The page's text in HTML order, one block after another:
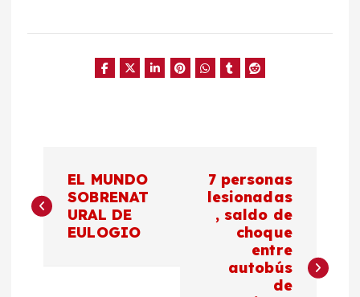
a
EL MUNDO
SOBRENAT
URAL DE
EULOGIO
7 personas
lesionadas
, saldo de
choque
entre
autobús
de